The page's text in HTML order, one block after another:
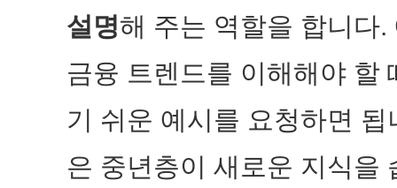
설명해 주는 역할을 합니다
금융 트렌드를 이해해야 할
기 쉬운 예시를 요청하면
은 중년층이 새로운 지식을